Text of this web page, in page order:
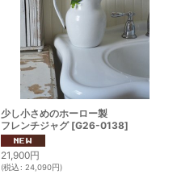
少し小さめのホーロー製
フレンチジャグ [G26-0138]
21,900円
(税込: 24,090円)